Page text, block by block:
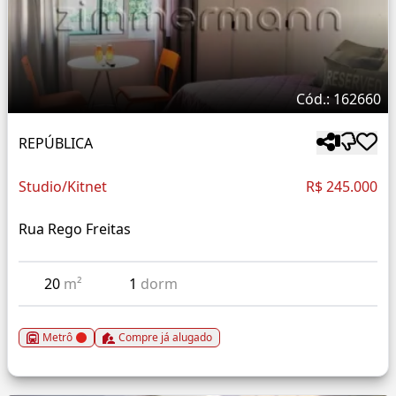
Cód.: 162660
REPÚBLICA
Studio/Kitnet R$ 245.000
Rua Rego Freitas
20 m² 1 dorm
Metrô Compre já alugado